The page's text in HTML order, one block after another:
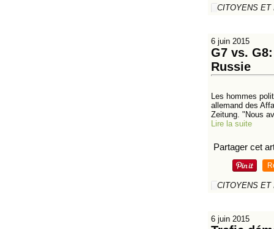
CITOYENS ET
6 juin 2015
G7 vs.
Russie
Les hommes
allemand des
Zeitung. "Nous
Lire la suite
Partager cet
CITOYENS ET
6 juin 2015